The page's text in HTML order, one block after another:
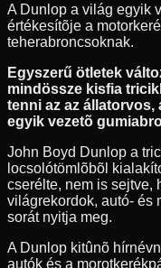
A Dunlop a világ egyik
értékesítõje a
teherabroncsoknak.
Egyszerű ötletek
mindössze kisfia
tenni az az állatorvos,
egyik vezetõ
John Boyd Dunlop a
locsolótömlõbõl
cserélte, nem is sejtve,
világrekordok, autó- és
sorát nyitja meg.
A Dunlop kitûnõ
autók és a